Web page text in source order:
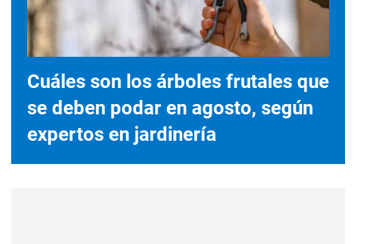
Cuáles son los árboles frutales que
se deben podar en agosto, según
expertos en jardinería